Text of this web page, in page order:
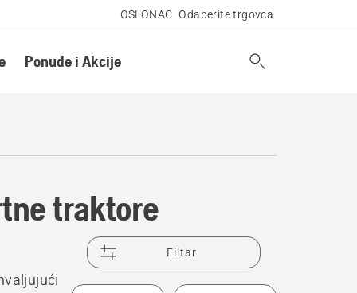
OSLONAC Odaberite trgovca
Ponude i Akcije
traktore
Filtar